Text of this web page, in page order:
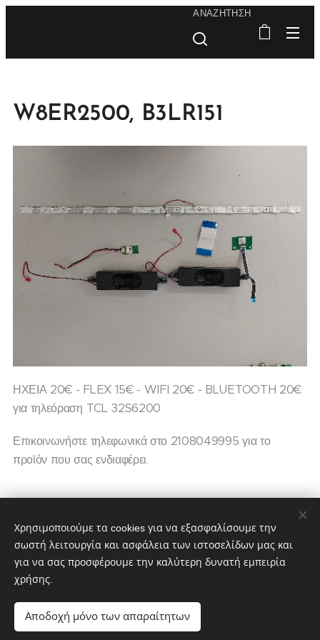
ΑΝΑΖΉΤΗΣΗ
W8ER2500, B3LR151
ΗΧΕΙΑ 20€ - FLEX 15€ - WIFI 20€ - BLUETOOTH 20€
για τηλεόραση TCL 32S6200
Επικοινωνήστε τηλεφωνικά στο 2108049995 για το
προϊόν που σας ενδιαφέρει.
Υλοποιήθηκε από:partstv.gr
Χρησιμοποιούμε τα cookies για να εξασφαλίσουμε την
σωστή λειτουργία και ασφάλεια των ιστοσελίδων μας και
για να σας προσφέρουμε την καλύτερη δυνατή εμπειρία
χρήσης.
Αποδοχή μόνο των απαραίτητων